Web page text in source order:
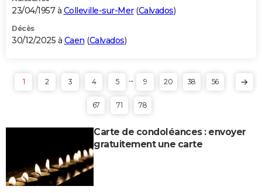
23/04/1957 à Colleville-sur-Mer(Calvados)
Décès
30/12/2025 à Caen (Calvados)
1 2 3 4 5 ... 9 20 38 56
67 71 78
Carte de condoléances : envoyer
gratuitement une carte